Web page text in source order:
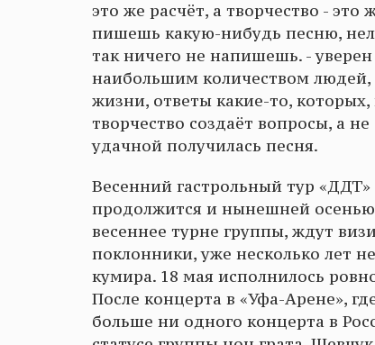
это же расчёт, а творчество -
пишешь какую-нибудь песню,
так ничего не напишешь. -
наибольшим количеством людей,
жизни, ответы какие-то,
творчество создаёт вопросы, а
удачной получилась песня.
Весенний гастрольный тур «ДДТ»
продолжится и нынешней
весеннее турне группы, ждут
поклонники, уже несколько лет
кумира. 18 мая исполнилось
После концерта в «Уфа-Арене»,
больше ни одного концерта в